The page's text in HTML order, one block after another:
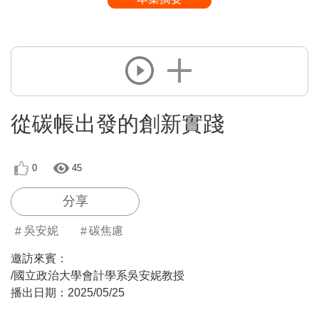
從碳帳出發的創新實踐
0 45
分享
吳安妮 碳焦慮
邀訪來賓：
/國立政治大學會計學系吳安妮教授
播出日期： 2025/05/25